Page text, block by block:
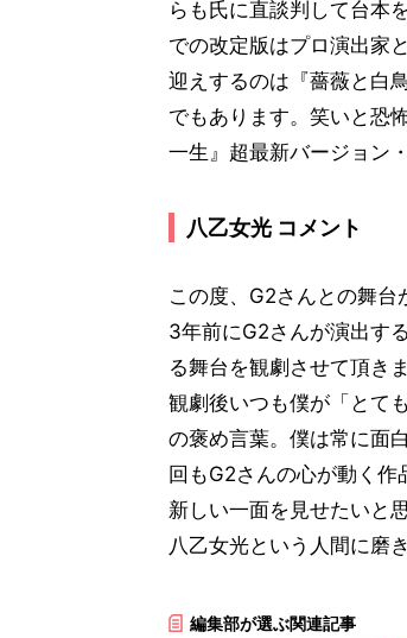
らも氏に直談判して台本
での改定版はプロ演出家
迎えするのは『薔薇と白
でもあります。笑いと恐
一生』超最新バージョン
八乙女光 コメント
この度、G2さんとの舞
3年前にG2さんが演出す
る舞台を観劇させて頂きま
観劇後いつも僕が「とて
の褒め言葉。僕は常に面
回もG2さんの心が動く
新しい一面を見せたいと
八乙女光という人間に磨
編集部が選ぶ関連記事